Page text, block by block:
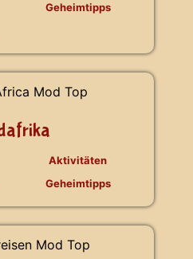
Geheimtipps
Aktivitäten
Geheimtipps